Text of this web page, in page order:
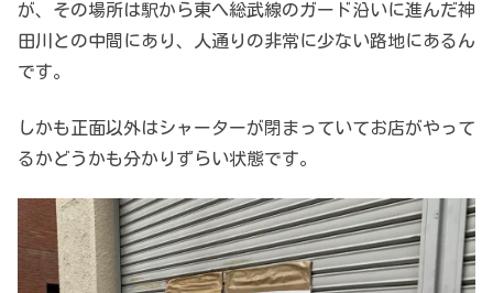
が、その場所は駅から東へ総武線のガード沿いに進んだ神
田川との中間にあり、人通りの非常に少ない路地にあるん
です。
しかも正面以外はシャーターが閉まっていてお店がやって
るかどうかも分かりずらい状態です。